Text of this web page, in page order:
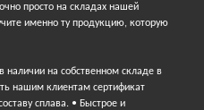
просто на складах нашей
именно ту продукцию, которую
на собственном складе в
нашим клиентам сертификат
сплава. • Быстрое и